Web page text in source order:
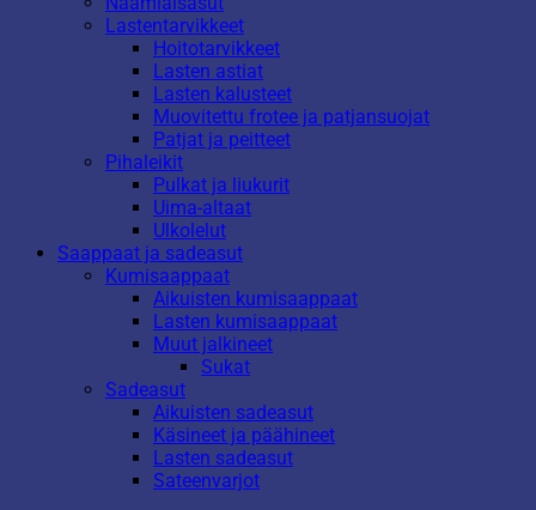
Lastentarvikkeet
Hoitotarvikkeet
Lasten astiat
Lasten kalusteet
Muovitettu frotee ja patjansuojat
Patjat ja peitteet
Pihaleikit
Pulkat ja liukurit
Uima-altaat
Ulkolelut
Saappaat ja sadeasut
Kumisaappaat
Aikuisten kumisaappaat
Lasten kumisaappaat
Muut jalkineet
Sukat
Sadeasut
Aikuisten sadeasut
Käsineet ja päähineet
Lasten sadeasut
Sateenvarjot